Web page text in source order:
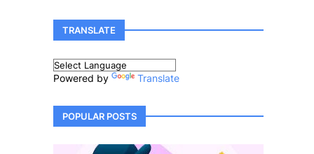
TRANSLATE
Powered by Translate
POPULAR POSTS